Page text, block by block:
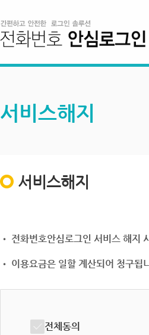
서비스해지
서비스해지
• 전화번호안심로그인 서비스 해지
• 이용요금은 일할 계산되어 청구
전체동의